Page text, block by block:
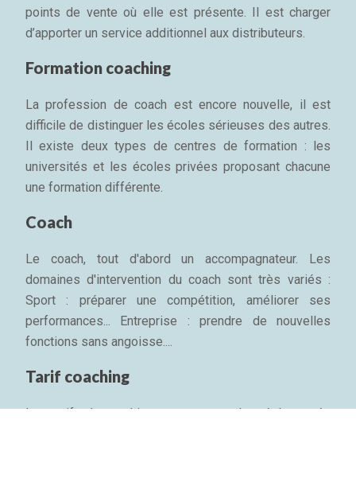
points de vente où elle est présente. Il est charger
d’apporter un service additionnel aux distributeurs.
Formation coaching
La profession de coach est encore nouvelle, il est
difficile de distinguer les écoles sérieuses des autres.
Il existe deux types de centres de formation : les
universités et les écoles privées proposant chacune
une formation différente.
Coach
Le coach, tout d'abord un accompagnateur. Les
domaines d'intervention du coach sont très variés :
Sport : préparer une compétition, améliorer ses
performances... Entreprise : prendre de nouvelles
fonctions sans angoisse....
Tarif coaching
Les tarifs du coaching ne sont pas plus réglementés